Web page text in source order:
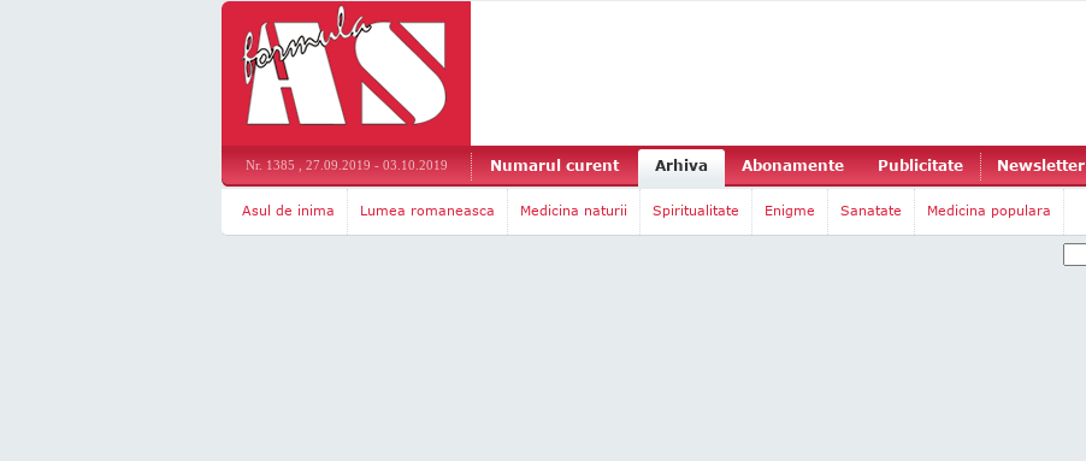
Nr. 1385 , 27.09.2019 - 03.10.2019 Numarul curent Arhiva Abonamente Publicitate Newsletter
Asul de inima Lumea romaneasca Medicina naturii Spiritualitate Enigme Sanatate Medicina populara